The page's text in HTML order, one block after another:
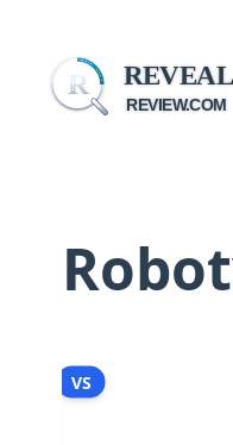
R REVEAL
REVIEW.COM
VS